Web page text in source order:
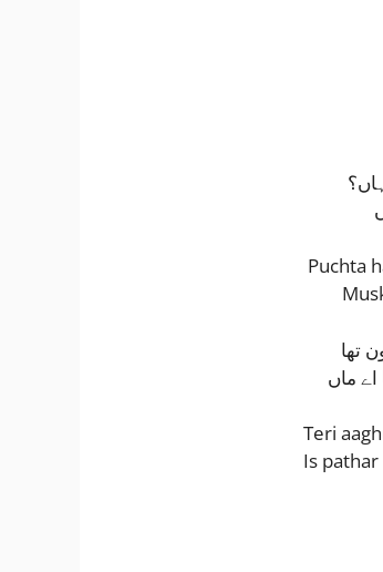
Puchta
تھا
ماں
Teri
Is